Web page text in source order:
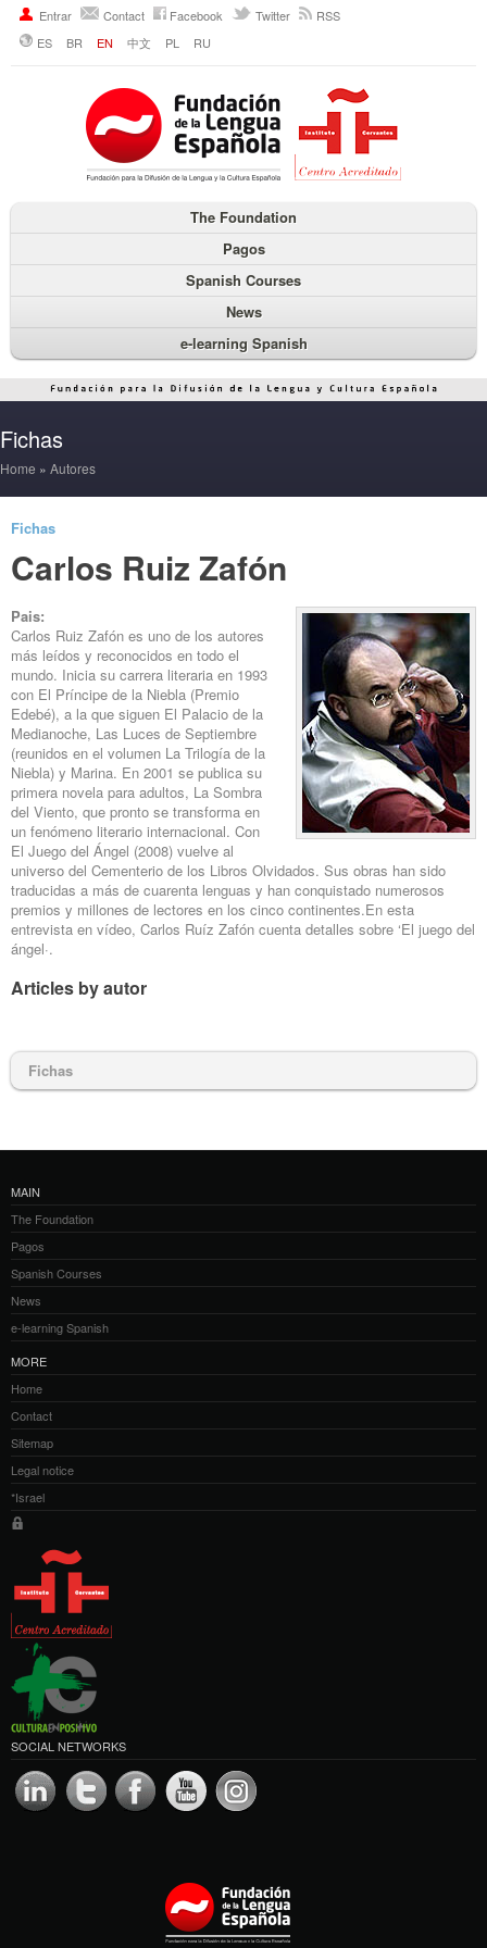
Entrar Contact Facebook Twitter
RSS
ES
BR EN 中文 PL RU
The Foundation
Pagos
Spanish Courses
News
e-learning Spanish
Fichas
Home » Autores
Fichas
Carlos Ruiz Zafón
Pais:
Carlos Ruiz Zafón es uno de los autores
más leídos y reconocidos en todo el
mundo. Inicia su carrera literaria en 1993
con El Príncipe de la Niebla (Premio
Edebé), a la que siguen El Palacio de la
Medianoche, Las Luces de Septiembre
(reunidos en el volumen La Trilogía de la
Niebla) y Marina. En 2001 se publica su
primera novela para adultos, La Sombra
del Viento, que pronto se transforma en
un fenómeno literario internacional. Con
El Juego del Ángel (2008) vuelve al
universo del Cementerio de los Libros Olvidados. Sus obras han sido
traducidas a más de cuarenta lenguas y han conquistado numerosos
premios y millones de lectores en los cinco continentes.En esta
entrevista en vídeo, Carlos Ruíz Zafón cuenta detalles sobre ‘El juego del
ángel·.
Articles by autor
Fichas
MAIN
The Foundation
Pagos
Spanish Courses
News
e-learning Spanish
MORE
Home
Contact
Sitemap
Legal notice
*Israel
SOCIAL NETWORKS